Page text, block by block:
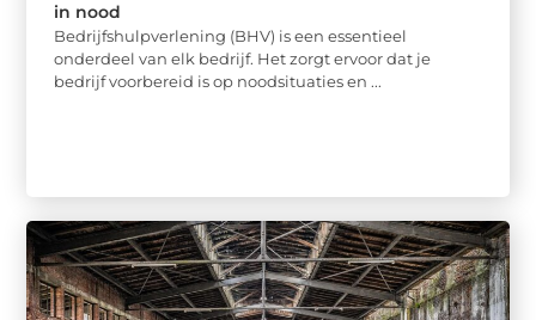
in nood
Bedrijfshulpverlening (BHV) is een essentieel
onderdeel van elk bedrijf. Het zorgt ervoor dat je
bedrijf voorbereid is op noodsituaties en ...